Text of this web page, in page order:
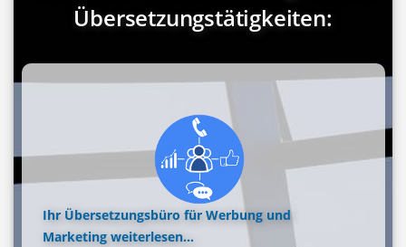
Übersetzungstätigkeiten:
Ihr Übersetzungsbüro für Werbung und
Marketing weiterlesen...